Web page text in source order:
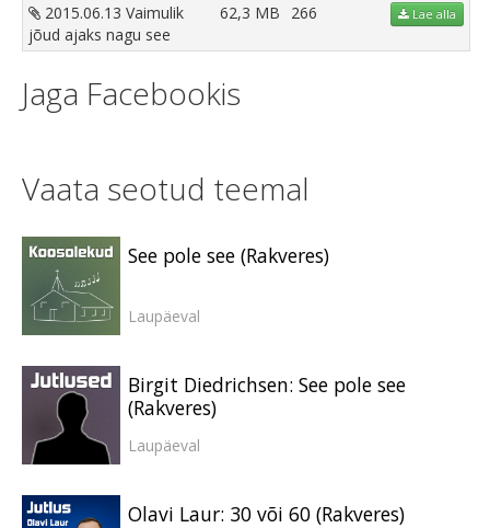
2015.06.13 Vaimulik
jõud ajaks nagu see
62,3 MB 266 Lae alla
Jaga Facebookis
Vaata seotud teemal
See pole see (Rakveres)
Laupäeval
Birgit Diedrichsen: See pole see
(Rakveres)
Laupäeval
Olavi Laur: 30 või 60 (Rakveres)